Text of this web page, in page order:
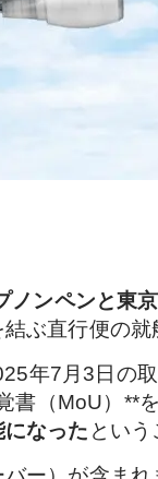
ノンペンと東
ぶ直行便の就
年7月3日の
書（MoU）**
なった という